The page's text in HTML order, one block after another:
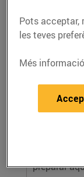
Arròs de
Trobaràs
preparar
Pots acceptar,
les teves
Més